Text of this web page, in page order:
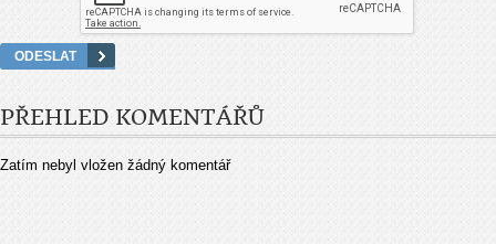
PŘEHLED KOMENTÁŘŮ
Zatím nebyl vložen žádný komentář